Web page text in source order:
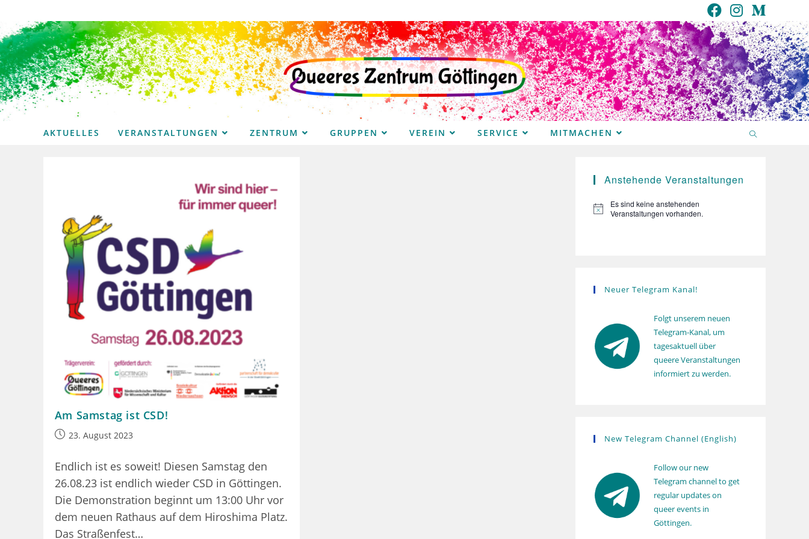
Inhalt
springen
AKTUELLES VERANSTALTUNGEN ZENTRUM GRUPPEN VEREIN SERVICE MITMACHEN
Am Samstag ist CSD!
Beitrag23. August 2023
Endlich ist es soweit! Diesen Samstag den
26.08.23 ist endlich wieder CSD in Göttingen.
Die Demonstration beginnt um 13:00 Uhr vor
dem neuen Rathaus auf dem Hiroshima Platz.
Das Straßenfest…
Anstehende Veranstaltungen
H
Es sind keine anstehenden
Veranstaltungen vorhanden.
Neuer Telegram Kanal!
Folgt unserem neuen
Telegram-Kanal, um
tagesaktuell über
queere Veranstaltungen
informiert zu werden.
New Telegram Channel (English)
Follow our new
Telegram channel to get
regular updates on
queer events in
Göttingen.